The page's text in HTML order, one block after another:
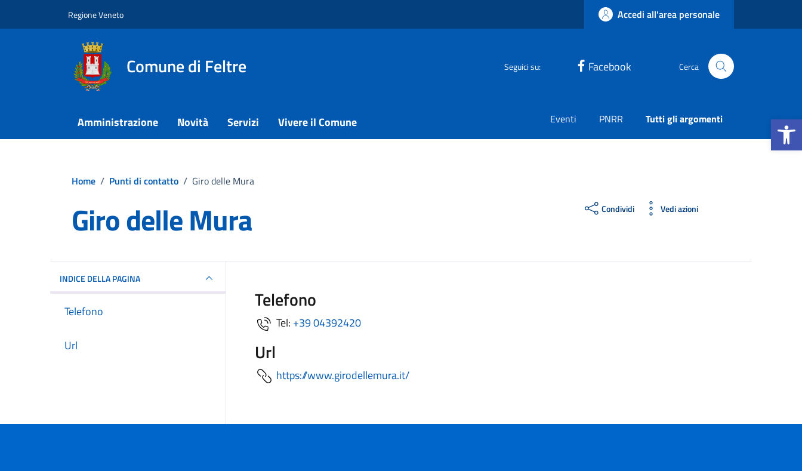
Apri la
Regione Veneto Accedi all'area personale
Comune di Feltre Seguici su: Facebook Cerca
Amministrazione Novità Servizi Vivere il Comune Eventi PNRR Tutti gli argomenti
Home / Punti di contatto / Giro delle Mura
Giro delle Mura Condividi Vedi azioni
INDICE DELLA PAGINA
Telefono
Url
Telefono
Tel: +39 04392420
Url
https://www.girodellemura.it/